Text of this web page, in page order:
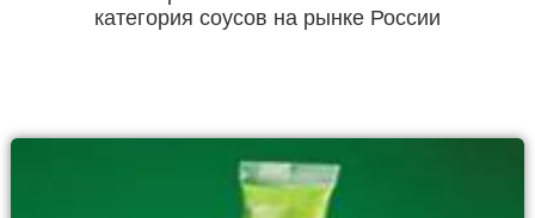
категория соусов на рынке России